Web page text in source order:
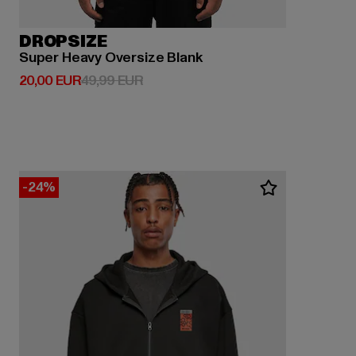
DROPSIZE
Super Heavy Oversize Blank
20,00 EUR
Derzeitiger Preis: 20,00 EUR
49,99 EURAktionspreis: 49,99 EUR
-24%